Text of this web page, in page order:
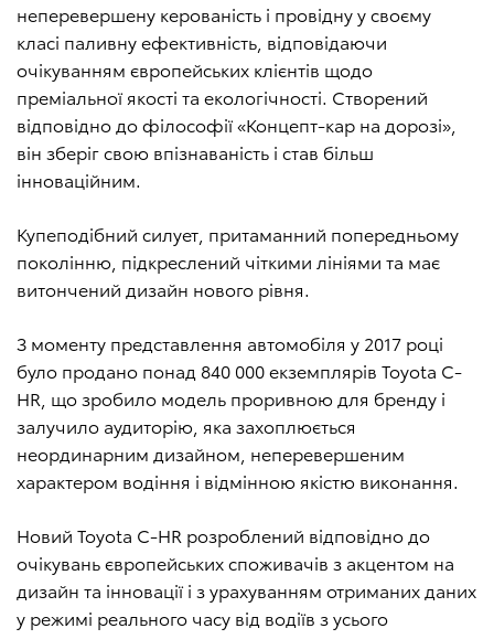
неперевершену керованість і провідну у своєму
класі паливну ефективність, відповідаючи
очікуванням європейських клієнтів щодо
преміальної якості та екологічності. Створений
відповідно до філософії «Концепт-кар на дорозі»,
він зберіг свою впізнаваність і став більш
інноваційним.
Купеподібний силует, притаманний попередньому
поколінню, підкреслений чіткими лініями та має
витончений дизайн нового рівня.
З моменту представлення автомобіля у 2017 році
було продано понад 840 000 екземплярів Toyota C-
HR, що зробило модель проривною для бренду і
залучило аудиторію, яка захоплюється
неординарним дизайном, неперевершеним
характером водіння і відмінною якістю виконання.
Новий Toyota C-HR розроблений відповідно до
очікувань європейських споживачів з акцентом на
дизайн та інновації і з урахуванням отриманих даних
у режимі реального часу від водіїв з усього